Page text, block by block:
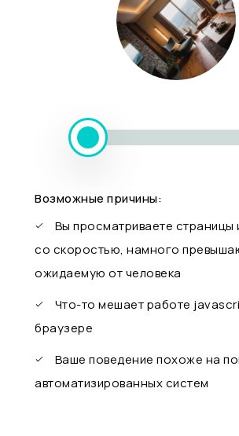
Возможные причины:
Вы просматриваете страницы
со скоростью, намного
ожидаемую от человека
Что-то мешает работе
браузере
Ваше поведение похоже на
автоматизированных систем